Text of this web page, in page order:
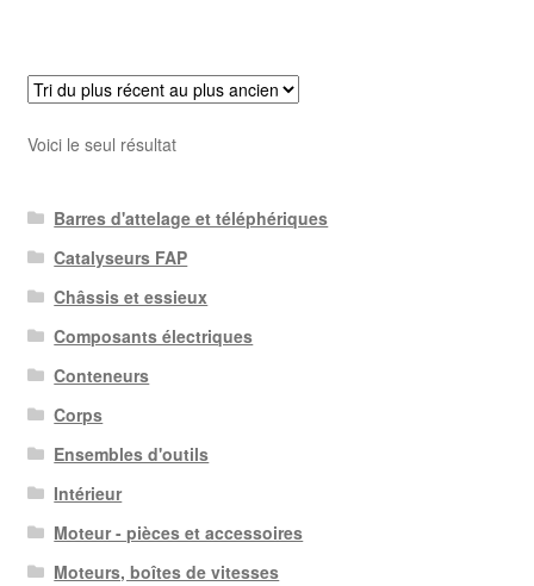
Voici le seul résultat
Barres d'attelage et téléphériques
Catalyseurs FAP
Châssis et essieux
Composants électriques
Conteneurs
Corps
Ensembles d'outils
Intérieur
Moteur - pièces et accessoires
Moteurs, boîtes de vitesses